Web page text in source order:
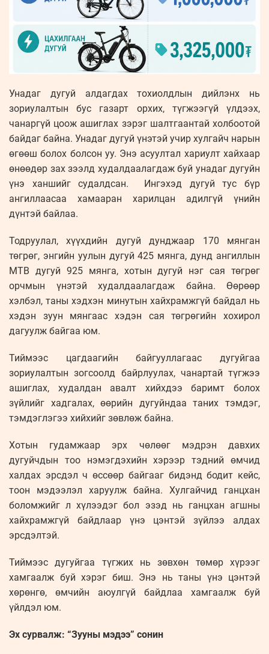
Унадаг дугуй алдагдах тохиолдлын дийлэнх нь
зориулалтын бус газарт орхих, түгжээгүй үлдээх,
чанаргүй цоож ашиглах зэрэг шалтгаантай холбоотой
байдаг байна. Унадаг дугуй үнэтэй учир хулгайч нарын
өгөөш болох болсон уу. Энэ асуултал хариулт хайхаар
өнөөдөр зах зээлд худалдаалагдаж буй унадаг дугуйн
үнэ ханшийг судалдсан. Ингэхэд дугуй тус бүр
ангиллаасаа хамааран харилцан адилгүй үнийн
дүнтэй байлаа.
Тодруулал, хүүхдийн дугуй дунджаар 170 мянган
төгрөг, энгийн уулын дугуй 425 мянга, дунд ангиллын
MTB дугуй 925 мянга, хотын дугуй нэг сая төгрөг
орчмын үнэтэй худалдаалагдаж байна. Өөрөөр
хэлбэл, таны хэдхэн минутын хайхрамжгүй байдал нь
хэдэн зуун мянгаас хэдэн сая төгрөгийн хохирол
дагуулж байгаа юм.
Тиймээс цагдаагийн байгууллагаас дугуйгаа
зориулалтын зогсоолд байрлуулах, чанартай түгжээ
ашиглах, худалдан авалт хийхдээ баримт болох
зүйлийг хадгалах, өөрийн дугуйндаа таних тэмдэг,
тэмдэглэгээ хийхийг зөвлөж байна.
Хотын гудамжаар эрх чөлөөг мэдрэн давхих
дугуйчдын тоо нэмэгдэхийн хэрээр тэдний өмчид
халдах эрсдэл ч өссөөр байгааг бидэнд бодит кейс,
тоон мэдээлэл харуулж байна. Хулгайчид ганцхан
боломжийг л хүлээдэг бол эзэд нь ганцхан агшны
хайхрамжгүй байдлаар үнэ цэнтэй зүйлээ алдах
эрсдэлтэй.
Тиймээс дугуйгаа түгжих нь зөвхөн төмөр хүрээг
хамгаалж буй хэрэг биш. Энэ нь таны үнэ цэнтэй
хөрөнгө, өмчийн аюулгүй байдлаа хамгаалж буй
үйлдэл юм.
Эх сурвалж: “Зууны мэдээ” сонин